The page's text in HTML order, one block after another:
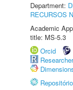
Department:
RECURSOS
Academic
title: MS-5.3
Orcid